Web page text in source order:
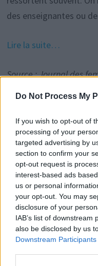
Do Not Process My
If you wish to opt-out of
processing of your
targeted advertising by
section to confirm your
opt-out request is
interest-based ads
us or personal
your opt-out. You may
disclosure of your
IAB’s list of
also be disclosed by us
Downstream Participants
des enseignantes ou
Lire la suite…
Source : Journal des
Rechercher
Articles
Facebook Accède à
Désactivez-le